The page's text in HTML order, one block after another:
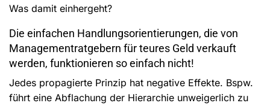
Was damit einhergeht?
Die einfachen Handlungsorientierungen, die von
Managementratgebern für teures Geld verkauft
werden, funktionieren so einfach nicht!
Jedes propagierte Prinzip hat negative Effekte. Bspw.
führt eine Abflachung der Hierarchie unweigerlich zu